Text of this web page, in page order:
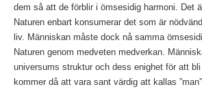
dem så att de förblir i ömsesidig harmoni. Det
Naturen enbart konsumerar det som är
liv. Människan måste dock nå samma
Naturen genom medveten medverkan.
universums struktur och dess enighet för att
kommer då att vara sant värdig att kallas